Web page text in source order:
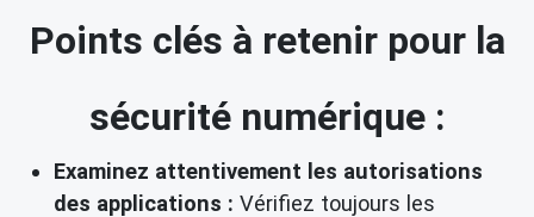
Points clés à retenir pour la
sécurité numérique :
Examinez attentivement les autorisations
des applications : Vérifiez toujours les